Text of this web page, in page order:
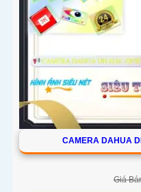
CAMERA DAHUA
Giá